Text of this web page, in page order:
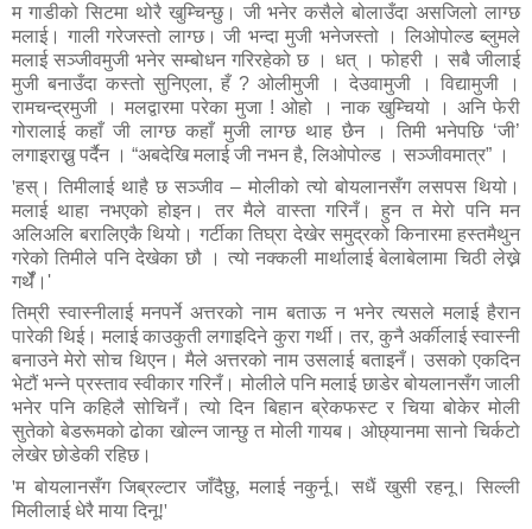
म गाडीको सिटमा थोरै खुम्चिन्छु। जी भनेर कसैले बोलाउँदा असजिलो लाग्छ
मलाई। गाली गरेजस्तो लाग्छ। जी भन्दा मुजी भनेजस्तो । लिओपोल्ड ब्लुमले
मलाई सञ्जीवमुजी भनेर सम्बोधन गरिरहेको छ । धत् । फोहरी । सबै जीलाई
मुजी बनाउँदा कस्तो सुनिएला, हँ ? ओलीमुजी । देउवामुजी । विद्यामुजी ।
रामचन्द्रमुजी । मलद्वारमा परेका मुजा ! ओहो । नाक खुम्चियो । अनि फेरी
गोरालाई कहाँ जी लाग्छ कहाँ मुजी लाग्छ थाह छैन । तिमी भनेपछि ‘जी’
लगाइराख्नु पर्दैन । “अबदेखि मलाई जी नभन है, लिओपोल्ड । सञ्जीवमात्र” ।
'हस्। तिमीलाई थाहै छ सञ्जीव – मोलीको त्यो बोयलानसँग लसपस थियो।
मलाई थाहा नभएको होइन। तर मैले वास्ता गरिनँ। हुन त मेरो पनि मन
अलिअलि बरालिएकै थियो। गर्टीका तिघ्रा देखेर समुद्रको किनारमा हस्तमैथुन
गरेको तिमीले पनि देखेका छौ । त्यो नक्कली मार्थालाई बेलाबेलामा चिठी लेख्ने
गर्थेँ। '
तिम्री स्वास्नीलाई मनपर्ने अत्तरको नाम बताऊ न भनेर त्यसले मलाई हैरान
पारेकी थिई। मलाई काउकुती लगाइदिने कुरा गर्थी। तर, कुनै अर्कीलाई स्वास्नी
बनाउने मेरो सोच थिएन। मैले अत्तरको नाम उसलाई बताइनँ। उसको एकदिन
भेटौं भन्ने प्रस्ताव स्वीकार गरिनँ। मोलीले पनि मलाई छाडेर बोयलानसँग जाली
भनेर पनि कहिलै सोचिनँ। त्यो दिन बिहान ब्रेकफस्ट र चिया बोकेर मोली
सुतेको बेडरूमको ढोका खोल्न जान्छु त मोली गायब। ओछ्यानमा सानो चिर्कटो
लेखेर छोडेकी रहिछ।
'म बोयलानसँग जिब्रल्टार जाँदैछु, मलाई नकुर्नू। सधैं खुसी रहनू।
सिल्ली
मिलीलाई धेरै माया दिनू!'